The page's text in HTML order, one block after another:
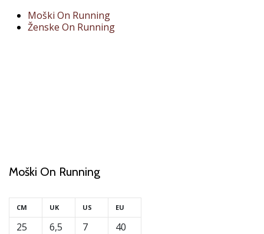
mi?
Pridruži
članke
Moški On Running
Ženske On Running
Moški On Running
CM
25
UK
6,5
US
7
EU
40